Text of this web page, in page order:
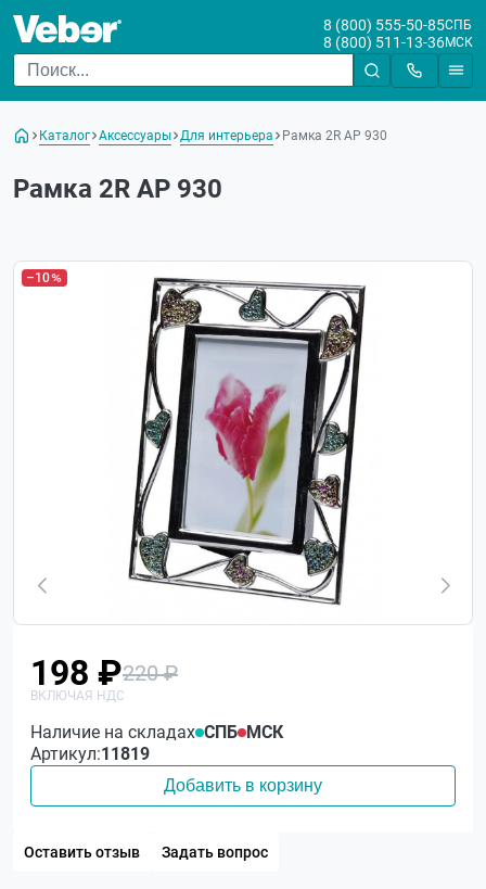
8 (800) 555-50-85СПБ
8 (800) 511-13-36МСК
Каталог Аксессуары Для интерьера Рамка 2R AP 930
Рамка 2R AP 930
–10
198 ₽220 ₽
Наличие на складах СПБ МСК
Артикул:11819
Добавить в корзину
Оставить отзыв Задать вопрос